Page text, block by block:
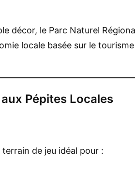
décor, le Parc Naturel
locale basée sur le
Pépites Locales
terrain de jeu idéal pour :